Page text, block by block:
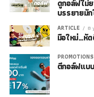
ดูกอล์ฟไม่
บรรยายมั
ARTICLE 8
มือใหม่…หั
PROMOTIONS
ตีกอล์ฟแบ